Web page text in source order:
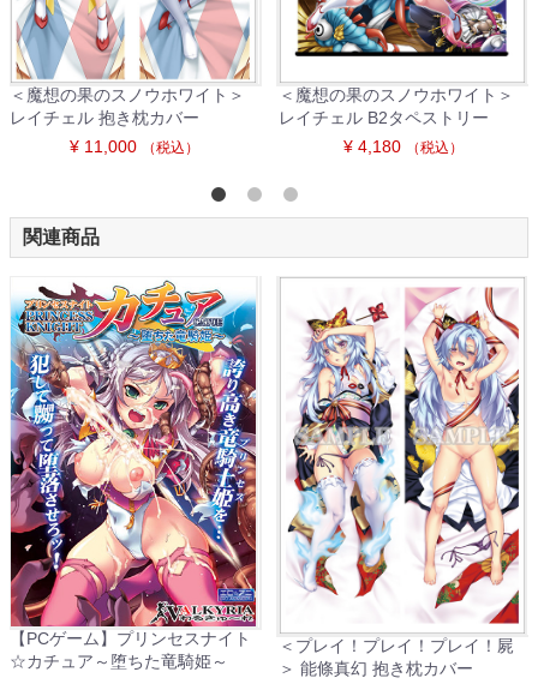
＜魔想の果のスノウホワイト＞
レイチェル 抱き枕カバー
¥ 11,000
（税込）
＜魔想の果のスノウホワイト＞
レイチェル B2タペストリー
¥ 4,180
（税込）
関連商品
【PCゲーム】プリンセスナイト
☆カチュア～堕ちた竜騎姫～
＜プレイ！プレイ！プレイ！屍
＞ 能條真幻 抱き枕カバー